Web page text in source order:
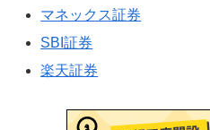
マネックス証券
SBI証券
楽天証券